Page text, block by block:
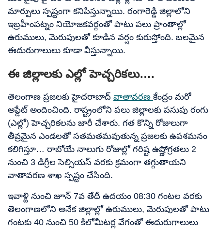
మార్పులు స్పష్టంగా కనిపిస్తున్నాయి. రంగారెడ్డి జిల్లాలోని
ఇబ్రహీంపట్నం నియోజకవర్గంతో పాటు పలు ప్రాంతాల్లో
ఉరుములు, మెరుపులతో కూడిన వర్షం కురుస్తోంది. బలమైన
ఈదురుగాలులు కూడా వీస్తున్నాయి.
ఈ జిల్లాలకు ఎల్లో హెచ్చరికలు….
తెలంగాణ ప్రజలకు హైదరాబాద్ వాతావరణ కేంద్రం మరో
అప్డేట్ అందించింది. రాష్ట్రంలోని పలు జిల్లాలకు పసుపు రంగు
(ఎల్లో) హెచ్చరికలను జారీ చేశారు. గత కొన్ని రోజులుగా
తీవ్రమైన ఎండలతో సతమతమవుతున్న ప్రజలకు ఉపశమనం
కలిగిస్తూ… రాబోయే నాలుగు రోజుల్లో గరిష్ట ఉష్ణోగ్రతలు 2
నుంచి 3 డిగ్రీల సెల్సియస్ వరకు క్రమంగా తగ్గుతాయని
వాతావరణ శాఖ స్పష్టం చేసింది.
ఇవాళ్టి నుంచి జూన్ 7వ తేదీ ఉదయం 08:30 గంటల వరకు
తెలంగాణలోని అనేక జిల్లాల్లో ఉరుములు, మెరుపులతో పాటు
గంటకు 40 నుంచి 50 కిలోమీటర్ల వేగంతో ఈదురుగాలులు